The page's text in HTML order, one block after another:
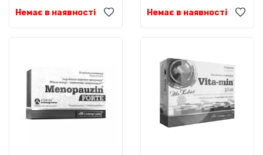
Немає в наявності Немає в наявності